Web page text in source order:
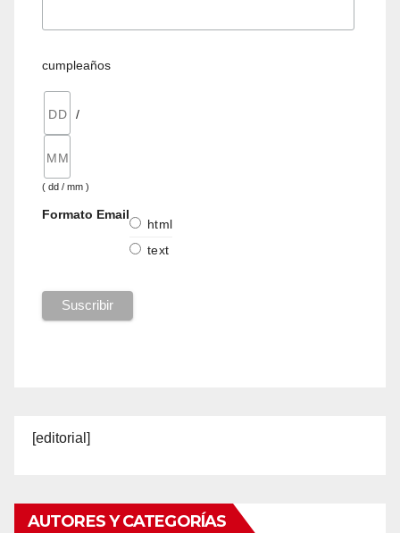
cumpleaños
/
( dd / mm )
Formato Email
html
text
[editorial]
AUTORES Y CATEGORÍAS